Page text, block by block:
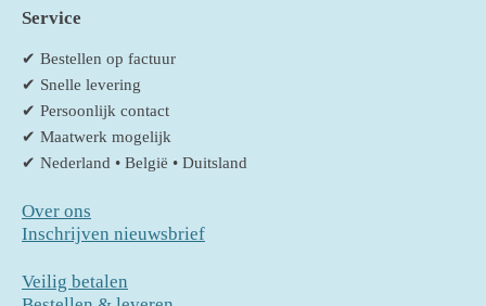
Service
✔ Bestellen op factuur
✔ Snelle levering
✔ Persoonlijk contact
✔ Maatwerk mogelijk
✔ Nederland • België • Duitsland
Over ons
Inschrijven nieuwsbrief
Veilig betalen